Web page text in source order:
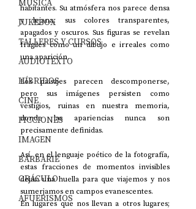
MÚSICA
JUKEBOX
TALLERES Y CURSOS
AUDIOTEXTO
HÍBRIDOS
CINE
FICCIONES
IMAGEN
BARBARIE
ORÁCULO
AFUERISMOS
habitantes. Su atmósfera nos parece densa
y lejana, sus colores transparentes,
apagados y oscuros. Sus figuras se revelan
frágiles como un dibujo e irreales como
una aparición.
Los paisajes parecen descomponerse,
pero sus imágenes persisten como
vestigios, ruinas en nuestra memoria,
donde las apariencias nunca son
precisamente definidas.
Así, en el lenguaje poético de la fotografía,
estas fracciones de momentos invisibles
dejan una huella para que viajemos y nos
sumerjamos en campos evanescentes.
En lugares que nos llevan a otros lugares;